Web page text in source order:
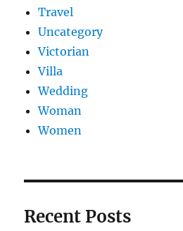
Travel
Uncategory
Victorian
Villa
Wedding
Woman
Women
Recent Posts